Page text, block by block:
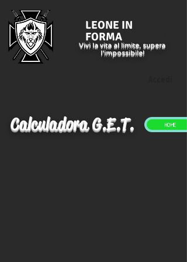
LEONE IN
FORMA
Vivi la vita al limite, supera
l'impossibile!
HOME
Calculadora G.E.T.